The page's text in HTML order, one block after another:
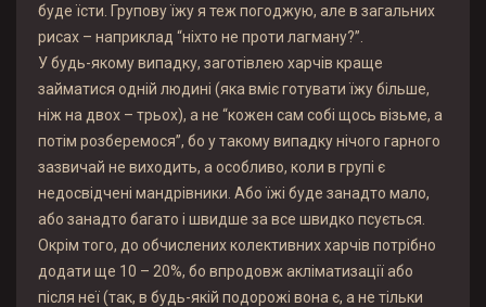
буде їсти. Групову їжу я теж погоджую, але в загальних
рисах – наприклад “ніхто не проти лагману?”.
У будь-якому випадку, заготівлею харчів краще
займатися одній людині (яка вміє готувати їжу більше,
ніж на двох – трьох), а не “кожен сам собі щось візьме, а
потім розберемося”, бо у такому випадку нічого гарного
зазвичай не виходить, а особливо, коли в групі є
недосвідчені мандрівники. Або їжі буде занадто мало,
або занадто багато і швидше за все швидко псується.
Окрім того, до обчислених колективних харчів потрібно
додати ще 10 – 20%, бо впродовж акліматизації або
після неї (так, в будь-якій подорожі вона є, а не тільки